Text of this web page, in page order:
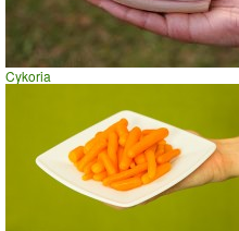
Cykoria